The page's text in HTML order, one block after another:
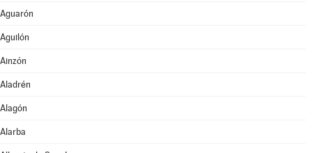
Aguarón
Aguilón
Ainzón
Aladrén
Alagón
Alarba